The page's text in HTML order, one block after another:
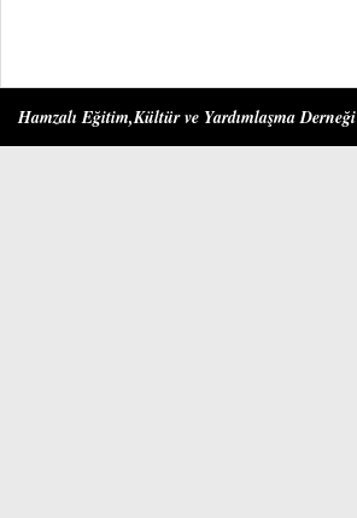
Hamzalı Eğitim,Kültür ve Yardımlaşma Derneği